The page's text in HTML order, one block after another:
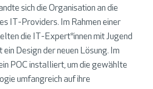
sich die Organisation an die
IT-Providers. Im Rahmen einer
die IT-Expert*innen mit Jugend
Design der neuen Lösung. Im
POC installiert, um die gewählte
umfangreich auf ihre